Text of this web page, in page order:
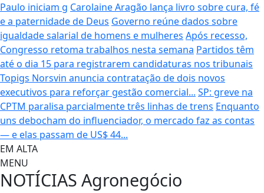
Paulo iniciam g Carolaine Aragão lança livro sobre cura, fé
e a paternidade de Deus Governo reúne dados sobre
igualdade salarial de homens e mulheres Após recesso,
Congresso retoma trabalhos nesta semana Partidos têm
até o dia 15 para registrarem candidaturas nos tribunais
Topigs Norsvin anuncia contratação de dois novos
executivos para reforçar gestão comercial... SP: greve na
CPTM paralisa parcialmente três linhas de trens Enquanto
uns debocham do influenciador, o mercado faz as contas
— e elas passam de US$ 44...
EM ALTA
MENU
NOTÍCIAS Agronegócio